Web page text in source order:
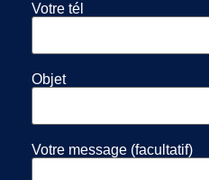
Votre tél
Objet
Votre message (facultatif)